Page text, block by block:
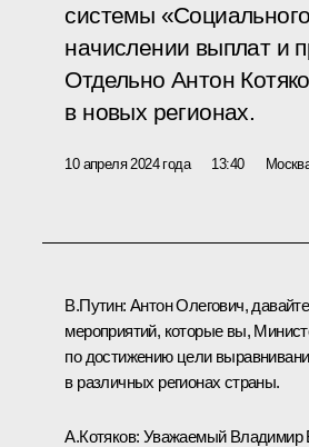
системы
начислении выплат и
Отдельно Антон
в новых регионах.
10 апреля 2024 года 13:40
В.Путин: Антон Олегович,
мероприятий, которые вы,
по достижению цели
в различных регионах страны.
А.Котяков: Уважаемый Владимир